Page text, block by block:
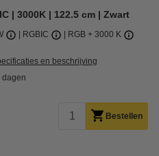
| 3000K | 122.5 cm | Zwart
RGBIC RGB + 3000 K
en beschrijving
dagen
Bestellen